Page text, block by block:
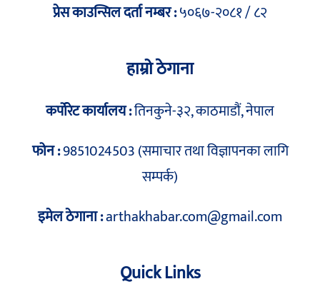
प्रेस काउन्सिल दर्ता नम्बर :५०६७-२०८१ / ८२
हाम्रो ठेगाना
कर्पोरेट कार्यालय :तिनकुने-३२, काठमाडौं, नेपाल
फोन :9851024503 (समाचार तथा विज्ञापनका लागि
सम्पर्क)
इमेल ठेगाना :arthakhabar.com@gmail.com
Quick Links